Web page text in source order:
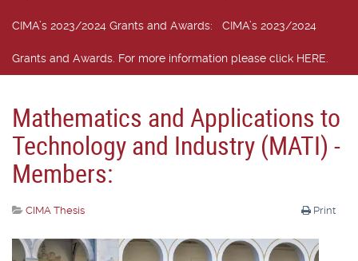
CIMA’s 2023/2024 Grants and Awards: CIMA’s 2023/2024
Grants and Awards. For more information please click HERE.
Mathematics and Applications to
Technology and Industry (MATI) -
Members:
Print
CIMA Thesis